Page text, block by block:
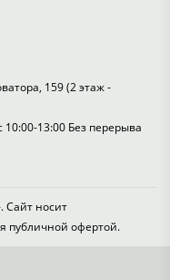
159 (2 этаж -
13:00 Без перерыва
Сайт носит
публичной офертой.